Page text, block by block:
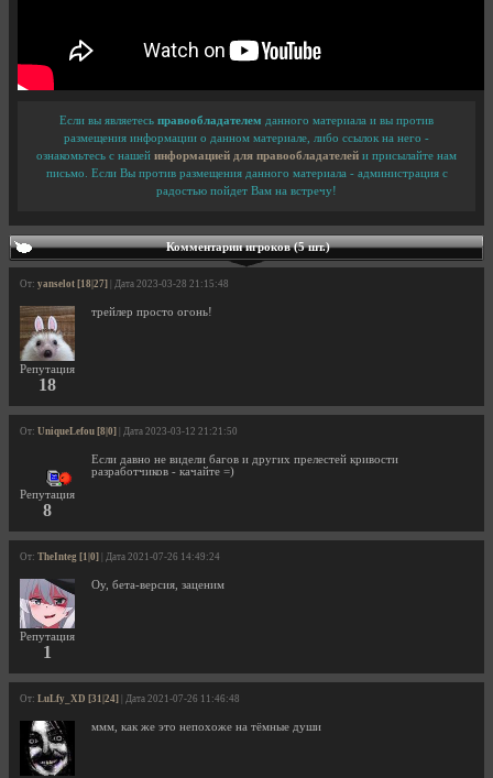
Если вы являетесь правообладателем данного материала и вы против
размещения информации о данном материале, либо ссылок на него -
ознакомьтесь с нашей информацией для правообладателей и присылайте нам
письмо. Если Вы против размещения данного материала - администрация с
радостью пойдет Вам на встречу!
Комментарии игроков (5 шт.)
От: yanselot [18|27] | Дата 2023-03-28 21:15:48
Репутация
18
трейлер просто огонь!
От: UniqueLefou [8|0] | Дата 2023-03-12 21:21:50
Репутация
8
Если давно не видели багов и других прелестей кривости
разработчиков - качайте =)
От: TheInteg [1|0] | Дата 2021-07-26 14:49:24
Репутация
1
Оу, бета-версия, заценим
От: LuLfy_XD [31|24] | Дата 2021-07-26 11:46:48
ммм, как же это непохоже на тёмные души